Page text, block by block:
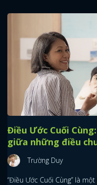
Điều Ước Cuối
giữa những điều
Trường Duy
“Điều Ước Cuối Cùng” là